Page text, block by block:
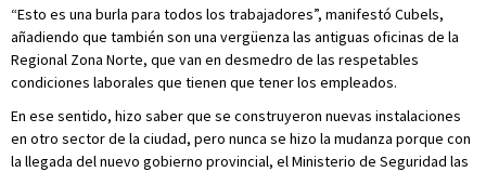
“Esto es una burla para todos los trabajadores”, manifestó Cubels,
añadiendo que también son una vergüenza las antiguas oficinas de la
Regional Zona Norte, que van en desmedro de las respetables
condiciones laborales que tienen que tener los empleados.
En ese sentido, hizo saber que se construyeron nuevas instalaciones
en otro sector de la ciudad, pero nunca se hizo la mudanza porque con
la llegada del nuevo gobierno provincial, el Ministerio de Seguridad las